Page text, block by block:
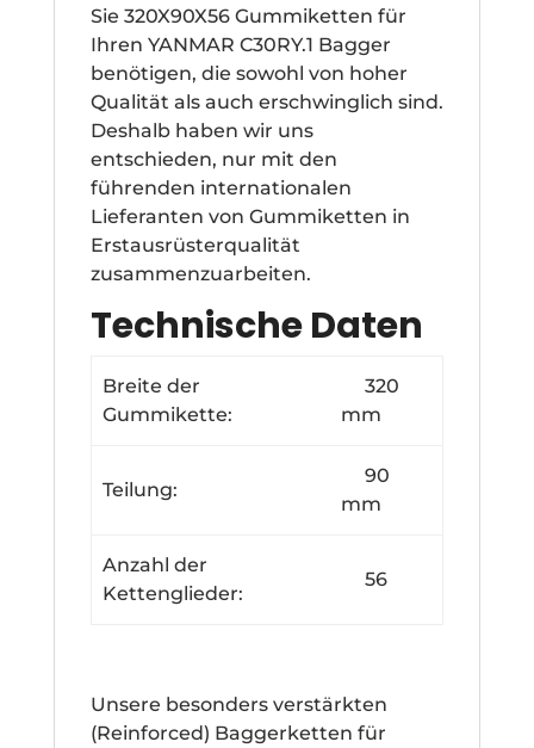
Sie 320X90X56 Gummiketten für
Ihren YANMAR C30RY.1 Bagger
benötigen, die sowohl von hoher
Qualität als auch erschwinglich sind.
Deshalb haben wir uns
entschieden, nur mit den
führenden internationalen
Lieferanten von Gummiketten in
Erstausrüsterqualität
zusammenzuarbeiten.
Technische Daten
Breite der
Gummikette:
320
mm
Teilung:
90
mm
Anzahl der
Kettenglieder:
56
Unsere besonders verstärkten
(Reinforced) Baggerketten für